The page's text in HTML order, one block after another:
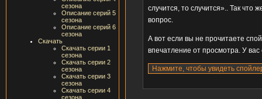
сезона
Описание серий 5
сезона
Описание серий 6
сезона
Скачать
Скачать серии 1
сезона
Скачать серии 2
сезона
Скачать серии 3
сезона
Скачать серии 4
сезона
случится, то случится».. Так что
вопрос.
А вот если вы не прочитаете
впечатление от просмотра. У